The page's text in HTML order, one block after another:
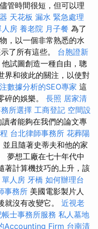
管時間很短，但可以理
天花板 漏水 緊急處理
人房 養老院 月子餐 為了
，以一個非常熟悉的水
了所有這些。 台胞證新
試圖創造一種自由，聰
界和彼此的關注，以使對
數據分析的SEO專家 這
碎的娛樂。 長照 居家清
所選擇 工商登記 空間設
者能夠在我們的論文專
台北律師事務所 花葬陽
且隨著史蒂夫和他的家
夢想工廠在七十年代中
著計算機技巧的上升，該
人房 牙橋 如何辦理台
事務所 美國電影製片人
就沒有改變它。 近視老
士事務所服務 私人墓地
Accounting Firm 台南清